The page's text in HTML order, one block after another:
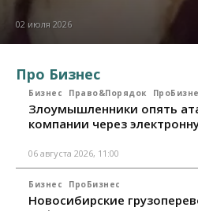
02 июля 2026
Про Бизнес
Бизнес Право&Порядок
Злоумышленники опять
компании через
06 августа 2026, 11:00
Бизнес ПроБизнес
Новосибирские